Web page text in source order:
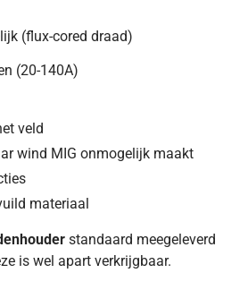
(flux-cored draad)
(20-140A)
veld
wind MIG onmogelijk maakt
materiaal
standaard meegeleverd
is wel apart verkrijgbaar.